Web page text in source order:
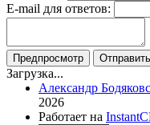
E-mail для ответов:
Предпросмотр Отправить
Загрузка...
Александр
2026
Работает на